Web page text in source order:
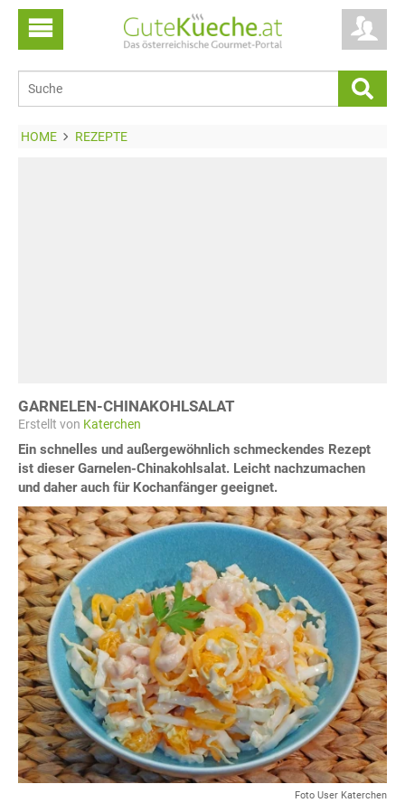
HOME REZEPTE
GARNELEN-CHINAKOHLSALAT
Erstellt von Katerchen
Ein schnelles und außergewöhnlich schmeckendes Rezept
ist dieser Garnelen-Chinakohlsalat. Leicht nachzumachen
und daher auch für Kochanfänger geeignet.
Foto User Katerchen